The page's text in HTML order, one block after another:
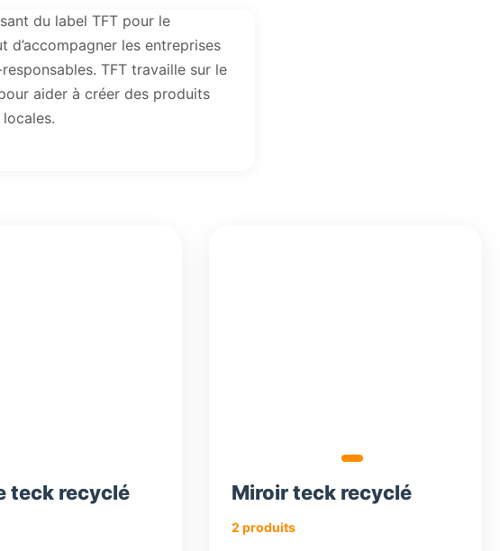
du label TFT pour le
d’accompagner les entreprises
TFT travaille sur le
aider à créer des produits
teck recyclé Miroir teck recyclé
2 produits